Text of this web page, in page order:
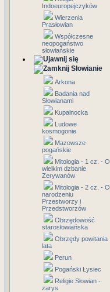
Indoeuropejczyków
Wierzenia
Prasłowian
Współczesne
neopogaństwo
słowiańskie
Słowianie
Arkona
Badania nad
Słowianami
Kupalnocka
Ludowe
kosmogonie
Mazowsze
pogańskie
Mitologia - 1 cz. - O
wielkim dzbanie
Zerywanów
Mitologia - 2 cz. - O
narodzeniu
Przestworzy i
Przedstworzów
Obrzędowość
starosłowiańska
Obrzędy powitania
lata
Perun
Pogański Łysiec
Religie Słowian -
zarys